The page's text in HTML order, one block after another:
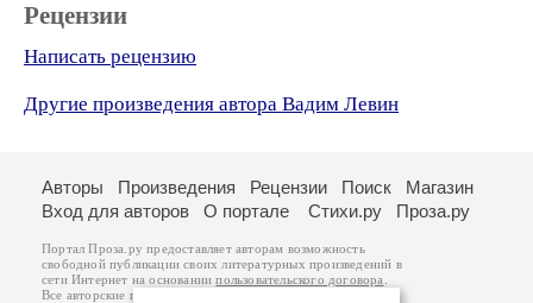
Рецензии
Написать рецензию
Другие произведения автора Вадим Левин
Авторы Произведения Рецензии Поиск
Магазин
Вход для авторов
О портале Стихи.ру Проза.ру
Портал Проза.ру предоставляет авторам возможность
свободной публикации своих литературных произведений в
сети Интернет на основаниипользовательского договора
Все авторские права на произведения принадлежат авторам